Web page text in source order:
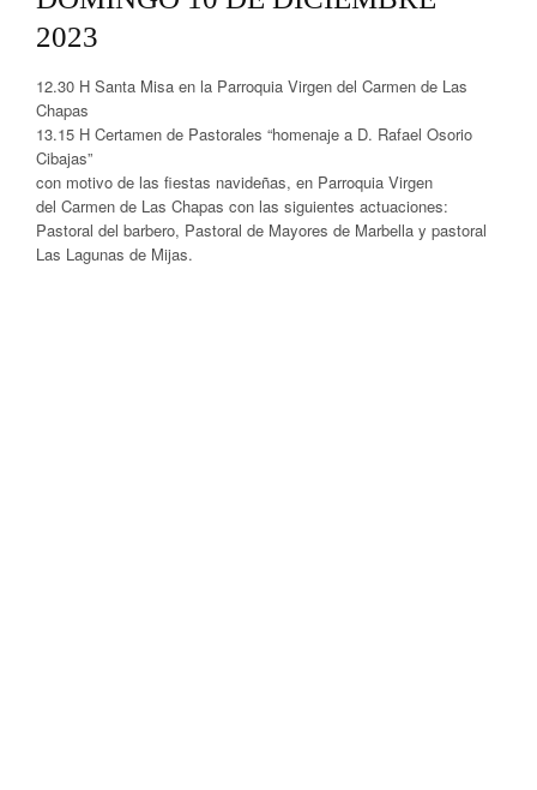
2023
12.30 H Santa Misa en la Parroquia Virgen del Carmen de Las
Chapas
13.15 H Certamen de Pastorales “homenaje a D. Rafael Osorio
Cibajas”
con motivo de las fiestas navideñas, en Parroquia Virgen
del Carmen de Las Chapas con las siguientes actuaciones:
Pastoral del barbero, Pastoral de Mayores de Marbella y pastoral
Las Lagunas de Mijas.